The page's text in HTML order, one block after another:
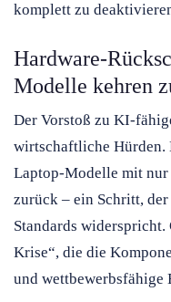
komplett zu
Hardware-
Modelle kehren
Der Vorstoß zu KI-
wirtschaftliche
Laptop-Modelle mit
zurück – ein Schritt,
Standards
Krise“, die die
und wettbewerbsfähige